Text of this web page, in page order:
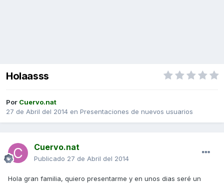
Holaasss
Por Cuervo.nat
27 de Abril del 2014 en Presentaciones de nuevos usuarios
Cuervo.nat
Publicado 27 de Abril del 2014
Hola gran familia, quiero presentarme y en unos dias seré un